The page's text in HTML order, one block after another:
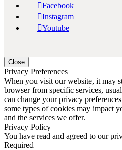
Facebook
Instagram
Youtube
Close
Privacy Preferences
When you visit our website, it may
browser from specific services,
can change your privacy
some types of cookies may impact
and the services we offer.
Privacy Policy
You have read and agreed to our
Required